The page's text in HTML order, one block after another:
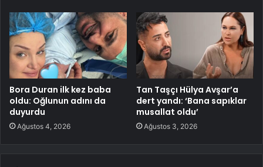
Bora Duran ilk kez baba
oldu: Oğlunun adını da
duyurdu
Ağustos 4, 2026
Tan Taşçı Hülya Avşar’a
dert yandı: ‘Bana sapıklar
musallat oldu’
Ağustos 3, 2026